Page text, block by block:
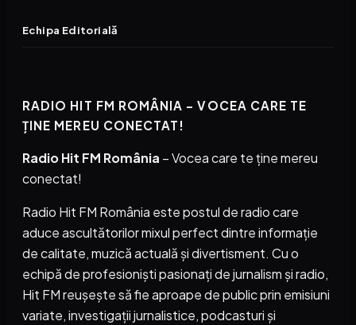
Echipa Editorială
RADIO HIT FM ROMÂNIA – VOCEA CARE TE
ȚINE MEREU CONECTAT!
Radio Hit FM România – Vocea care te ține mereu
conectat!
Radio Hit FM România este postul de radio care
aduce ascultătorilor mixul perfect dintre informație
de calitate, muzică actuală și divertisment. Cu o
echipă de profesioniști pasionați de jurnalism și radio,
Hit FM reușește să fie aproape de public prin emisiuni
variate, investigații jurnalistice, podcasturi și